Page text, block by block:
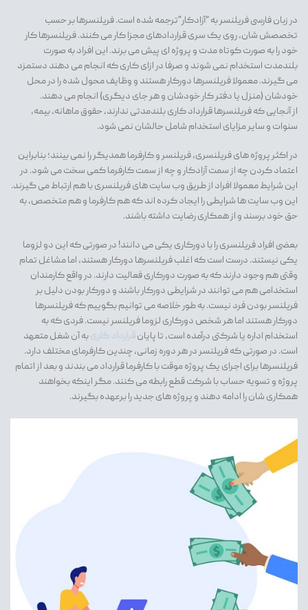
در زبان فارسی فریلنسر به “آزادکار”ترجمه شده است. فریلنسرها بر حسب
تخصصش شان، روی یک سری قراردادهای مجزا کار می کنند. فریلنسرها کار
خود را به صورت کوتاه مدت و پروژه ای پیش می برند. این افراد به صورت
بلندمدت استخدام نمی شوند و صرفا در ازای کاری که انجام می دهند دستمزد
می گیرند. معمولا فریلنسرها دورکار هستند و وظایف محول شده را در محل
خودشان (منزل یا دفتر کار خودشان و هر جای دیگری) انجام می دهند.
از آنجایی که فریلنسرها قرارداد کاری بلندمدتی ندارند، حقوق ماهانه، بیمه،
سنوات و سایر مزایای استخدام شامل حالشان نمی شود.
در اکثر پروژه های فریلنسری، فریلنسر و کارفرما همدیگر را نمی بینند؛ بنابراین
اعتماد کردن چه از سمت آزادکار و چه از سمت کارفرما کمی سخت می شود. در
این شرایط معمولا افراد از طریق وب سایت های فریلنسری با هم ارتباط می گیرند.
این وب سایت ها شرایطی را ایجاد کرده اند که هم کارفرما و هم متخصص، به
حق خود برسند و از همکاری رضایت داشته باشند.
بعضی افراد فریلنسری را با دورکاری یکی می دانند! در صورتی که این دو لزوما
یکی نیستند. درست است که اغلب فریلنسرها دورکار هستند، اما مشاغل تمام
وقتی هم وجود دارند که به صورت دورکاری فعالیت دارند. در واقع کارمندان
استخدامی هم می توانند در شرایطی دورکار باشند و دورکار بودن دلیل بر
فریلنسر بودن فرد نیست. به طور خلاصه می توانیم بگوییم که فریلنسرها
دورکار هستند اما هر شخص دورکاری لزوما فریلنسر نیست. فردی که به
استخدام اداره یا شرکتی درآمده است، تا پایانقرارداد کاری به آن شغل متعهد
است. در صورتی که فریلنسر در هر دوره زمانی، چندین کارفرمای مختلف دارد.
فریلنسرها برای اجرای یک پروژه موقت با کارفرما قرارداد می بندند و بعد از اتمام
پروژه و تسویه حساب با شرکت قطع رابطه می کنند. مگر اینکه بخواهند
همکاری شان را ادامه دهند و پروژه های جدید را برعهده بگیرند.